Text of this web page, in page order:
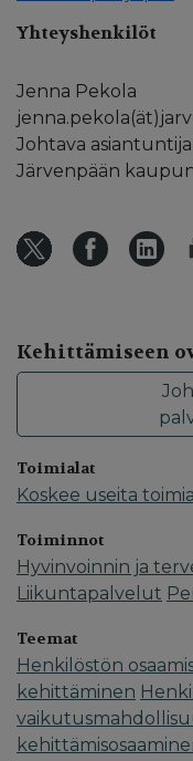
Yhteyshenkilöt
Jenna Pekola
Johtava asiantuntija
Järvenpään
Kehittämiseen
Toimialat
Koskee useita
Toiminnot
Hyvinvoinnin ja
Liikuntapalvelut
Teemat
Henkilöstön
kehittäminen